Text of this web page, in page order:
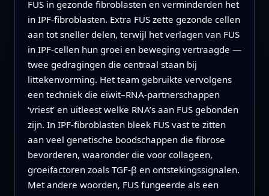
FUS in gezonde fibroblasten en verminderden het
in IPF-fibroblasten. Extra FUS zette gezonde cellen
aan tot sneller delen, terwijl het verlagen van FUS
in IPF-cellen hun groei en beweging vertraagde —
twee gedragingen die centraal staan bij
littekenvorming. Het team gebruikte vervolgens
een techniek die eiwit–RNA-partnerschappen
‘vriest’ en uitleest welke RNA’s aan FUS gebonden
zijn. In IPF-fibroblasten bleek FUS vast te zitten
aan veel genetische boodschappen die fibrose
bevorderen, waaronder die voor collageen,
groeifactoren zoals TGF‑β en ontstekingssignalen.
Met andere woorden, FUS fungeerde als een